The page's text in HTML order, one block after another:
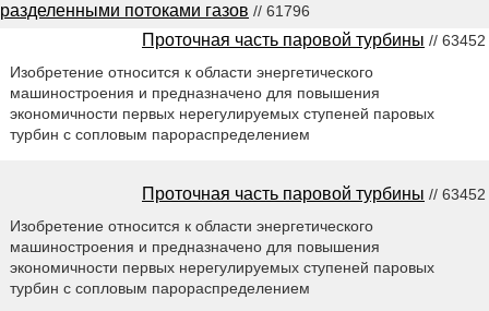
разделенными потоками газов // 61796
Проточная часть паровой турбины // 63452
Изобретение относится к области энергетического
машиностроения и предназначено для повышения
экономичности первых нерегулируемых ступеней паровых
турбин с сопловым парораспределением
Проточная часть паровой турбины // 63452
Изобретение относится к области энергетического
машиностроения и предназначено для повышения
экономичности первых нерегулируемых ступеней паровых
турбин с сопловым парораспределением